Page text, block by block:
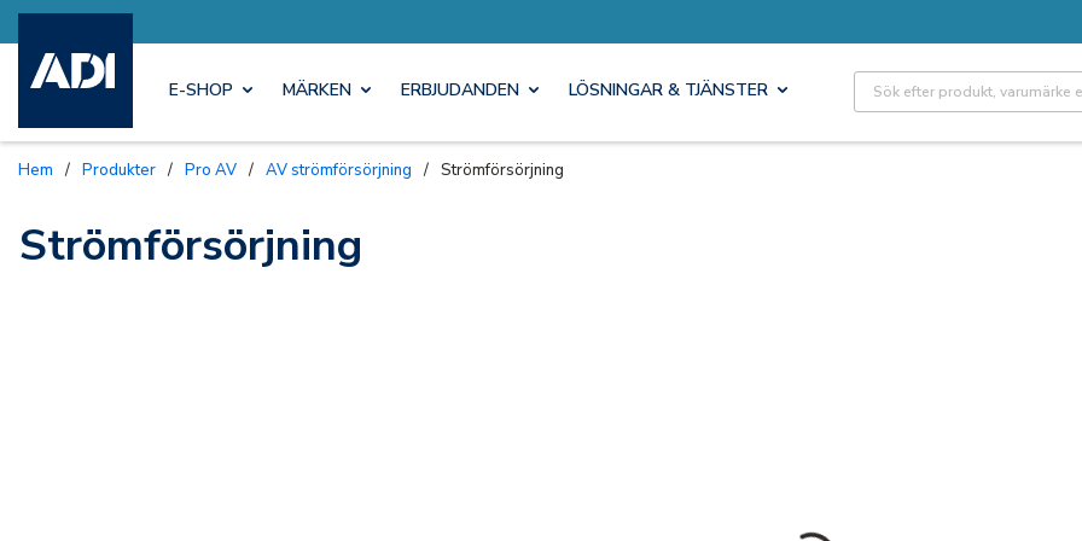
E-SHOP MÄRKEN ERBJUDANDEN LÖSNINGAR & TJÄNSTER Site Search
Hem / Produkter / Pro AV / AV strömförsörjning / Strömförsörjning
Strömförsörjning